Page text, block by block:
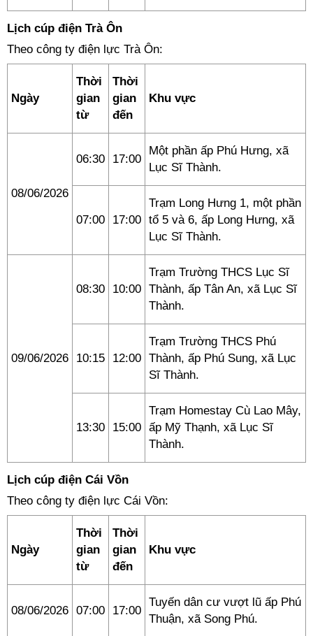
Lịch cúp điện Trà Ôn
Theo công ty điện lực Trà Ôn:
Ngày
Thời
gian
từ
Thời
gian
đến
Khu vực
08/06/2026
06:30 17:00
Một phần ấp Phú Hưng, xã
Lục Sĩ Thành.
07:00 17:00
Trạm Long Hưng 1, một phần
tổ 5 và 6, ấp Long Hưng, xã
Lục Sĩ Thành.
09/06/2026
08:30 10:00
Trạm Trường THCS Lục Sĩ
Thành, ấp Tân An, xã Lục Sĩ
Thành.
10:15 12:00
Trạm Trường THCS Phú
Thành, ấp Phú Sung, xã Lục
Sĩ Thành.
13:30 15:00
Trạm Homestay Cù Lao Mây,
ấp Mỹ Thạnh, xã Lục Sĩ
Thành.
Lịch cúp điện Cái Vồn
Theo công ty điện lực Cái Vồn:
Ngày
Thời
gian
từ
Thời
gian
đến
Khu vực
08/06/2026 07:00 17:00
Tuyến dân cư vượt lũ ấp Phú
Thuận, xã Song Phú.